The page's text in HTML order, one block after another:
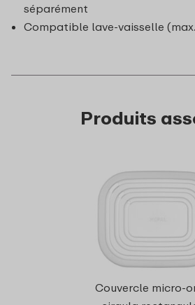
séparément
Compatible lave-vaisselle (max.
Produits
Couvercle micro-